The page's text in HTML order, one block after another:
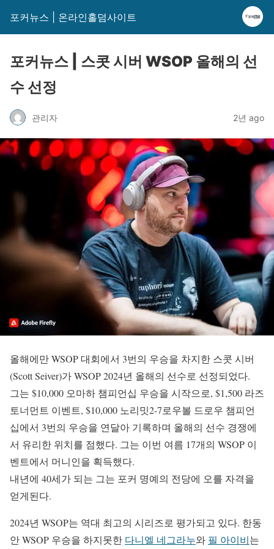
포커뉴스 | 온라인홀덤사이트
포커뉴스 | 스콧 시버 WSOP 올해의 선
수 선정
관리자 2년 ago
올해에만 WSOP 대회에서 3번의 우승을 차지한 스콧 시버
(Scott Seiver)가 WSOP 2024년 올해의 선수로 선정되었다.
그는 $10,000 오마하 챔피언십 우승을 시작으로, $1,500 라즈
토너먼트 이벤트, $10,000 노리밋2-7로우볼 드로우 챔피언
십에서 3번의 우승을 연달아 기록하며 올해의 선수 경쟁에
서 유리한 위치를 점했다. 그는 이번 여름 17개의 WSOP 이
벤트에서 머니인을 획득했다.
내년에 40세가 되는 그는 포커 명예의 전당에 오를 자격을
얻게된다.
2024년 WSOP는 역대 최고의 시리즈로 평가되고 있다. 한동
안 WSOP 우승을 하지못한 다니엘 네그라누와 필 아이비는